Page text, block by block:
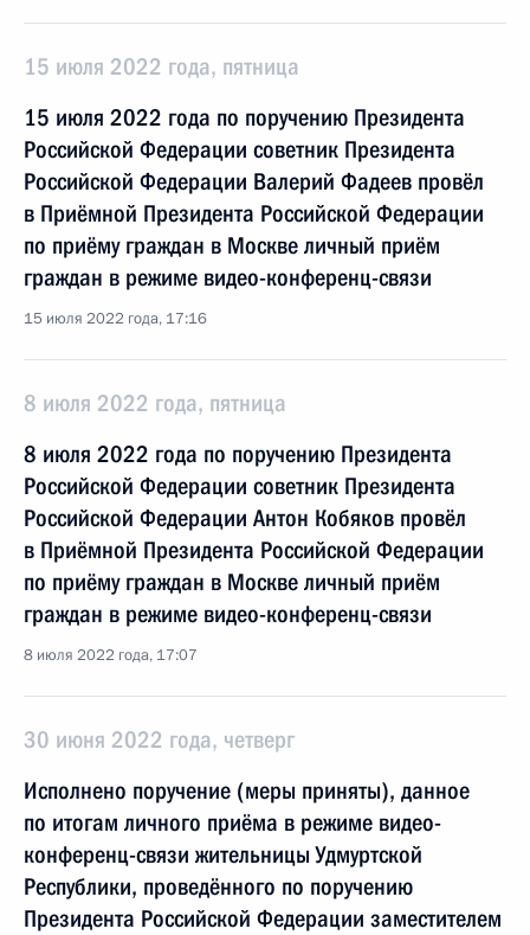
15 июля 2022 года, пятница
15 июля 2022 года по поручению Президента
Российской Федерации советник Президента
Российской Федерации Валерий Фадеев провёл
в Приёмной Президента Российской Федерации
по приёму граждан в Москве личный приём
граждан в режиме видео-конференц-связи
15 июля 2022 года, 17:16
8 июля 2022 года, пятница
8 июля 2022 года по поручению Президента
Российской Федерации советник Президента
Российской Федерации Антон Кобяков провёл
в Приёмной Президента Российской Федерации
по приёму граждан в Москве личный приём
граждан в режиме видео-конференц-связи
8 июля 2022 года, 17:07
30 июня 2022 года, четверг
Исполнено поручение (меры приняты), данное
по итогам личного приёма в режиме видео-
конференц-связи жительницы Удмуртской
Республики, проведённого по поручению
Президента Российской Федерации заместителем